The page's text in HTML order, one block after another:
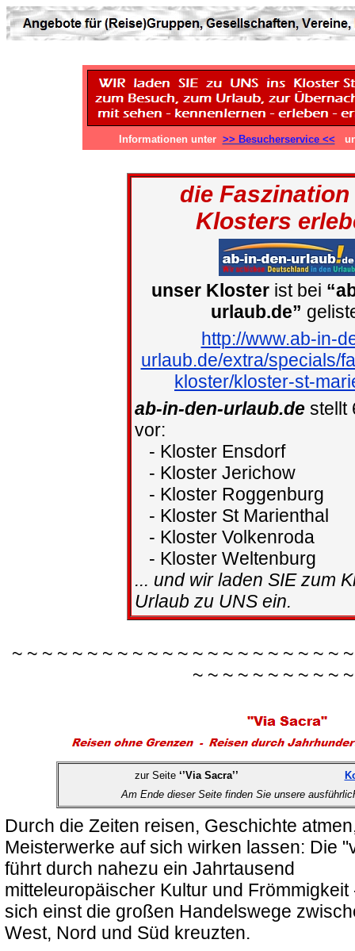
Informationen unter >> Besucherservice <<
die Faszination
Klosters
unser Klosterist bei
urlaub.de”
http://www.ab-in-
urlaub.de/extra/specials/
kloster/kloster-st-
ab-in-den-urlaub.de stellt
vor:
- Kloster Ensdorf
- Kloster Jerichow
- Kloster Roggenburg
- Kloster St Marienthal
- Kloster Volkenroda
- Kloster Weltenburg
... und wir laden SIE zum
Urlaub zu UNS ein.
~ ~ ~ ~ ~ ~ ~ ~ ~ ~ ~ ~ ~ ~ ~ ~ ~ ~ ~ ~ ~ ~
~ ~ ~ ~ ~ ~ ~ ~ ~ ~
zur Seite ‘’Via Sacra’’
Am Ende dieser Seite finden Sie unsere
Durch die Zeiten reisen, Geschichte
Meisterwerke auf sich wirken lassen: Die
führt durch nahezu ein Jahrtausend
mitteleuropäischer Kultur und Frömmigkeit
sich einst die großen Handelswege
West, Nord und Süd kreuzten.